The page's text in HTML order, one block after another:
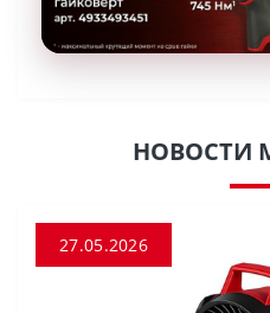
НОВОСТИ
27.05.2026